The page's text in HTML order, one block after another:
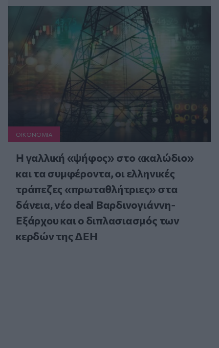
ΟΙΚΟΝΟΜΙΑ
Η γαλλική «ψήφος» στο «καλώδιο»
και τα συμφέροντα, οι ελληνικές
τράπεζες «πρωταθλήτριες» στα
δάνεια, νέο deal Βαρδινογιάννη-
Εξάρχου και ο διπλασιασμός των
κερδών της ΔΕΗ